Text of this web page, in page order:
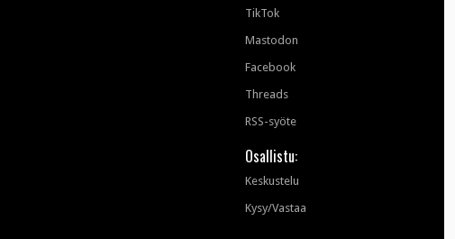
TikTok
Mastodon
Facebook
Threads
RSS-syöte
Osallistu:
Keskustelu
Kysy/Vastaa